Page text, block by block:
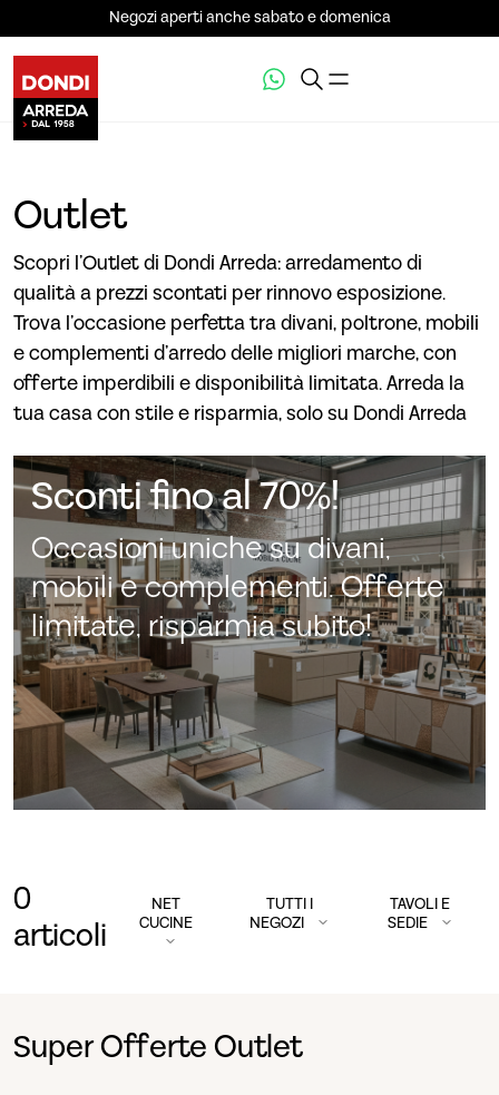
Negozi aperti anche sabato e domenica
Outlet
Scopri l’Outlet di Dondi Arreda: arredamento di
qualità a prezzi scontati per rinnovo esposizione.
Trova l’occasione perfetta tra divani, poltrone, mobili
e complementi d’arredo delle migliori marche, con
offerte imperdibili e disponibilità limitata. Arreda la
tua casa con stile e risparmia, solo su Dondi Arreda
Sconti fino al 70%!
Occasioni uniche su divani,
mobili e complementi. Offerte
limitate, risparmia subito!
0
articoli
NET
CUCINE
TUTTI I
NEGOZI
TAVOLI E
SEDIE
Super Offerte Outlet